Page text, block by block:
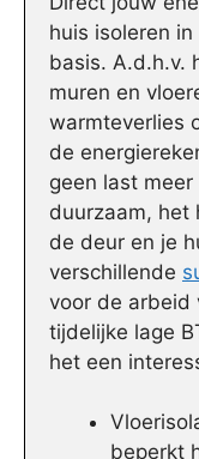
huis isoleren
basis. A.d.h.v.
muren en
warmteverlies
de
geen last
duurzaam, het
de deur en je
verschillende
voor de arbeid
tijdelijke lage
het een
beperkt